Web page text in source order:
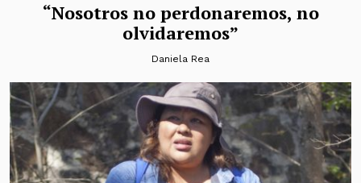
“Nosotros no perdonaremos, no
olvidaremos”
Daniela Rea